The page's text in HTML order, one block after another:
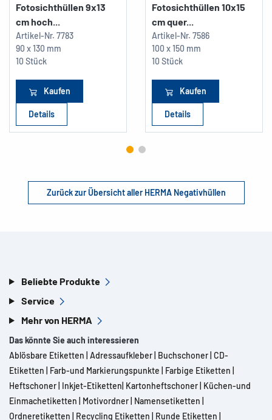
Fotosichthüllen 9x13
cm hoch...
Artikel-Nr. 7783
90 x 130 mm
10 Stück
Kaufen
Details
Fotosichthüllen 10x15
cm quer...
Artikel-Nr. 7586
100 x 150 mm
10 Stück
Kaufen
Details
Zurück zur Übersicht aller HERMA Negativhüllen
Beliebte Produkte
Service
Mehr von HERMA
Das könnte Sie auch interessieren
Ablösbare Etiketten Adressaufkleber Buchschoner CD-
Etiketten
Farb-und Markierungspunkte Farbige Etiketten
Heftschoner Inkjet-Etiketten Kartonheftschoner Küchen-und
Einmachetiketten
Motivordner Namensetiketten
Ordneretiketten
Recycling Etiketten Runde Etiketten